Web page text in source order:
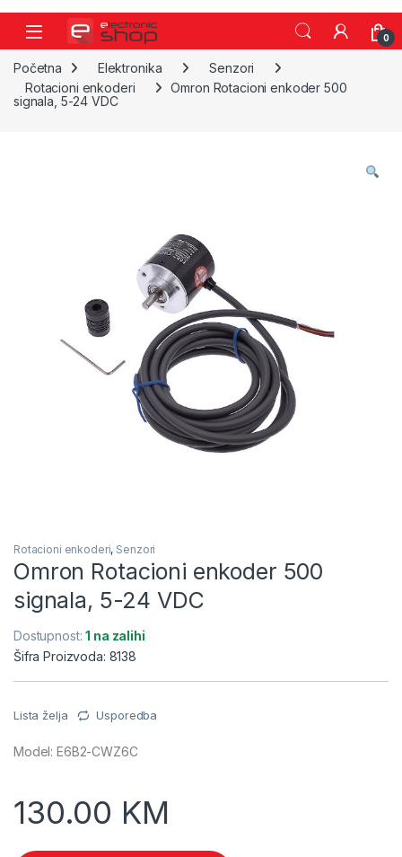
Skip to navigation
Skip to content
0
Početna Elektronika
Senzori
Rotacioni enkoderi
Omron Rotacioni enkoder 500
signala, 5-24 VDC
Rotacioni enkoderi, Senzori
Omron Rotacioni enkoder 500
signala, 5-24 VDC
Dostupnost:1 na zalihi
Šifra Proizvoda: 8138
Lista želja Usporedba
Model: E6B2-CWZ6C
130.00 KM